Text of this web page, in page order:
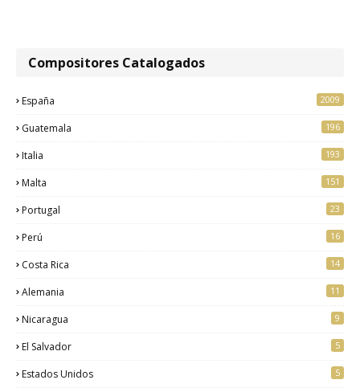
Compositores Catalogados
España 2009
Guatemala 196
Italia 193
Malta 151
Portugal 23
Perú 16
Costa Rica 14
Alemania 11
Nicaragua 9
El Salvador 5
Estados Unidos 5